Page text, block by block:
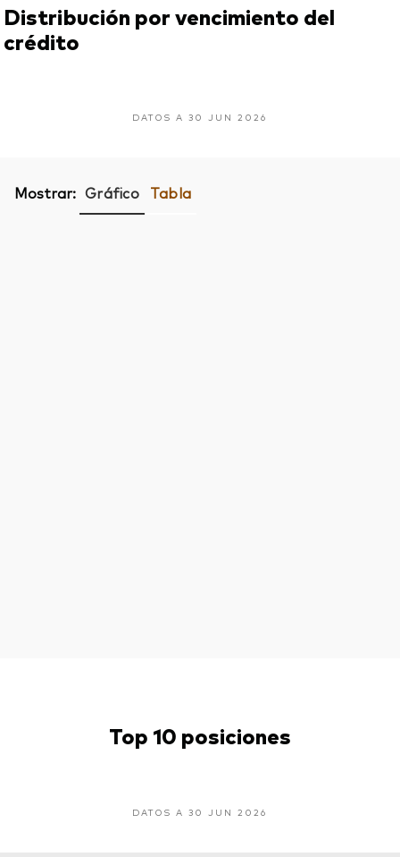
Distribución por vencimiento del
crédito
DATOS A 30 JUN 2026
Mostrar: Gráfico Tabla
Top 10 posiciones
DATOS A 30 JUN 2026